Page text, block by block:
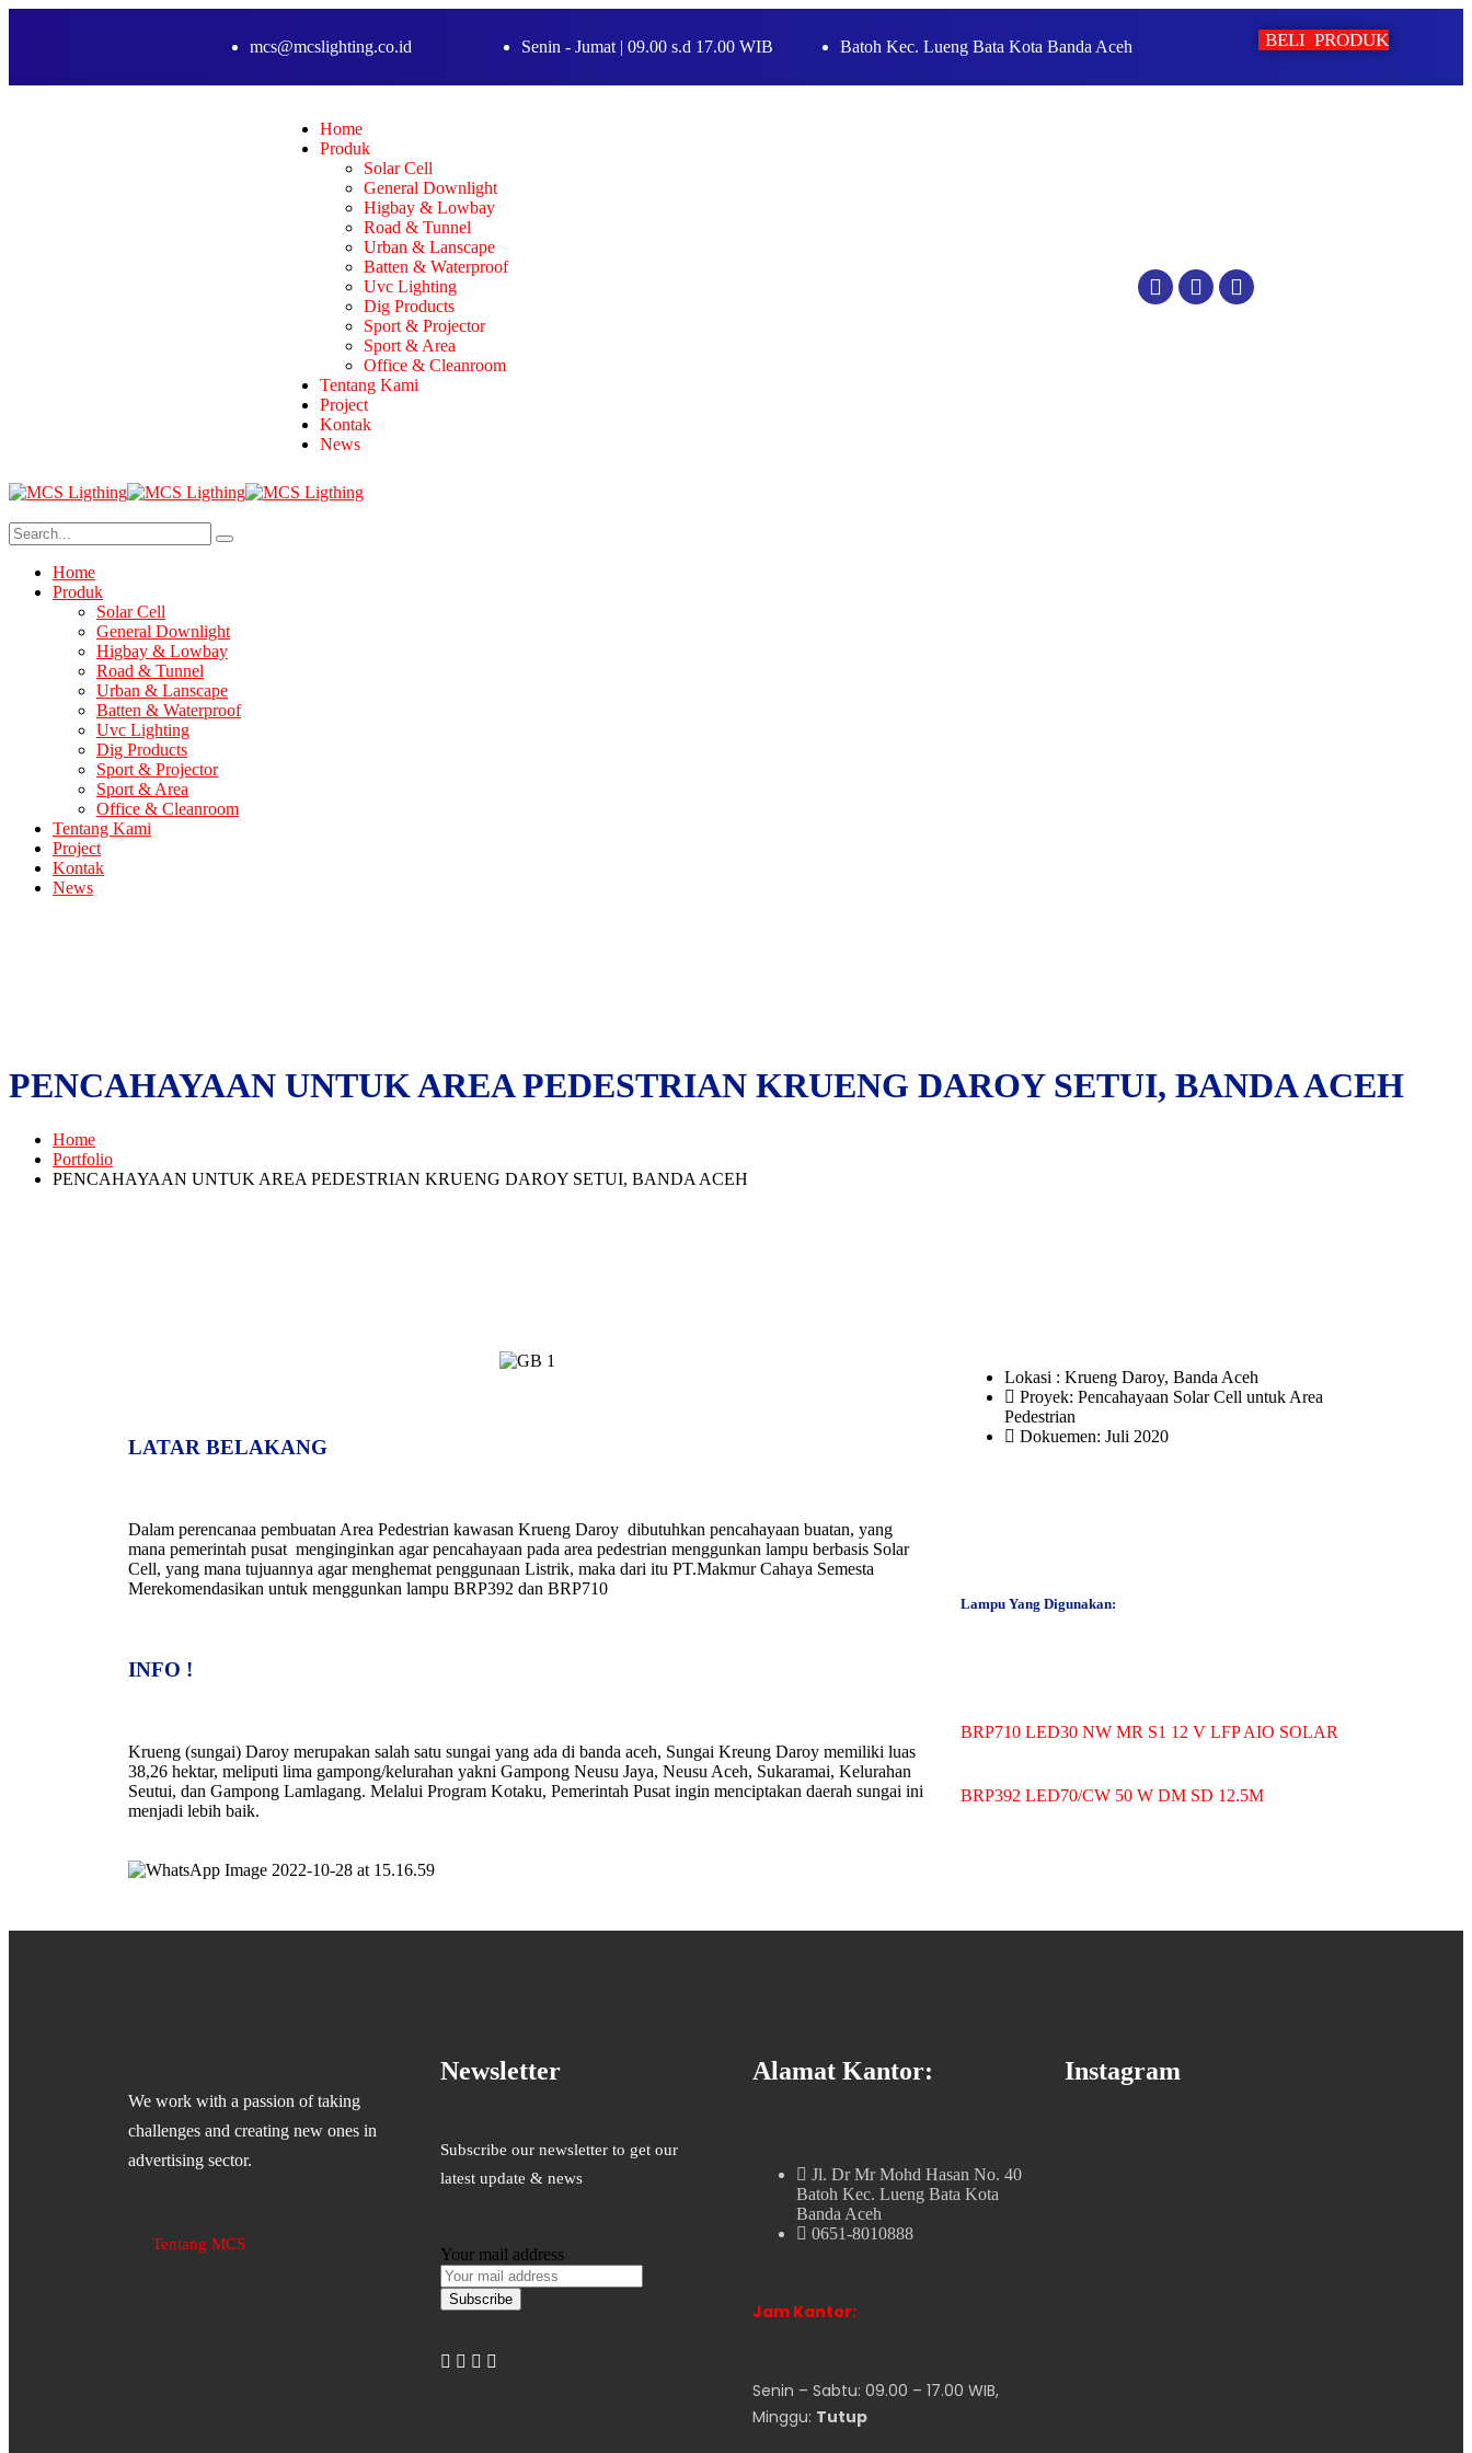
mcs@mcslighting.co.id Senin - Jumat | 09.00 s.d 17.00 WIB Batoh Kec. Lueng Bata Kota Banda Aceh BELI PRODUK
Home
Produk
Solar Cell
General Downlight
Higbay & Lowbay
Road & Tunnel
Urban & Lanscape
Batten & Waterproof
Uvc Lighting
Dig Products
Sport & Projector
Sport & Area
Office & Cleanroom
Tentang Kami
Project
Kontak
News
Home
Produk
Solar Cell
General Downlight
Higbay & Lowbay
Road & Tunnel
Urban & Lanscape
Batten & Waterproof
Uvc Lighting
Dig Products
Sport & Projector
Sport & Area
Office & Cleanroom
Tentang Kami
Project
Kontak
News
PENCAHAYAAN UNTUK AREA PEDESTRIAN KRUENG DAROY SETUI, BANDA ACEH
Home
Portfolio
PENCAHAYAAN UNTUK AREA PEDESTRIAN KRUENG DAROY SETUI, BANDA ACEH
LATAR BELAKANG
Dalam perencanaa pembuatan Area Pedestrian kawasan Krueng Daroy dibutuhkan pencahayaan buatan, yang
mana pemerintah pusat menginginkan agar pencahayaan pada area pedestrian menggunkan lampu berbasis Solar
Cell, yang mana tujuannya agar menghemat penggunaan Listrik, maka dari itu PT.Makmur Cahaya Semesta
Merekomendasikan untuk menggunkan lampu BRP392 dan BRP710
INFO !
Krueng (sungai) Daroy merupakan salah satu sungai yang ada di banda aceh, Sungai Kreung Daroy memiliki luas
38,26 hektar, meliputi lima gampong/kelurahan yakni Gampong Neusu Jaya, Neusu Aceh, Sukaramai, Kelurahan
Seutui, dan Gampong Lamlagang. Melalui Program Kotaku, Pemerintah Pusat ingin menciptakan daerah sungai ini
menjadi lebih baik.
Lokasi : Krueng Daroy, Banda Aceh
Proyek: Pencahayaan Solar Cell untuk Area
Pedestrian
Dokuemen: Juli 2020
Lampu Yang Digunakan:
BRP710 LED30 NW MR S1 12 V LFP AIO SOLAR
BRP392 LED70/CW 50 W DM SD 12.5M
We work with a passion of taking
challenges and creating new ones in
advertising sector.
Tentang MCS
Newsletter
Subscribe our newsletter to get our
latest update & news
Your mail address
Alamat Kantor:
Jl. Dr Mr Mohd Hasan No. 40
Batoh Kec. Lueng Bata Kota
Banda Aceh
0651-8010888
Jam Kantor:
Senin – Sabtu: 09.00 – 17.00 WIB,
Minggu: Tutup
Instagram